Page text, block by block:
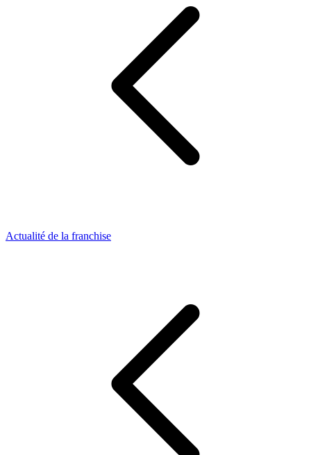
Actualité de la franchise